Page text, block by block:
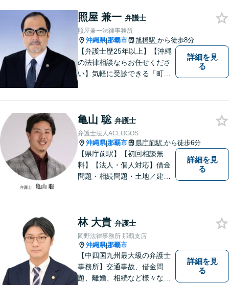
照屋 兼一 弁護士
照屋兼一法律事務所
沖縄県|那覇市 旭橋駅 から徒歩8分
【弁護士歴25年以上】【沖縄
の法律相談ならお任せくださ
い】気軽に受診できる「町医
かし、ひとりでも多く悩まれ
ている方を救います。ぜひご
相談ください。
詳細を見
る
亀山 聡 弁護士
弁護士法人ACLOGOS
沖縄県|那覇市 県庁前駅 から徒歩6分
【県庁前駅】【初回相談無
料】【法人・個人対応】借金
問題・相続問題・土地／建物
詳細を見
る
林 大貴 弁護士
岡野法律事務所 那覇支店
沖縄県|那覇市
【中四国九州最大級の弁護士
事務所】交通事故、借金問
題、離婚、相続など様々な問
詳細を見
る